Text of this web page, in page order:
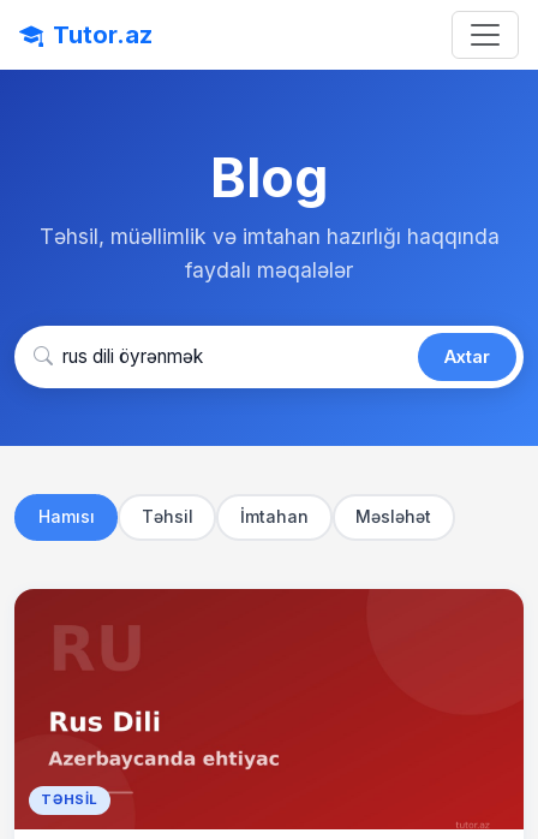
Tutor.az
Blog
Təhsil, müəllimlik və imtahan hazırlığı haqqında
faydalı məqalələr
Axtar
Hamısı Təhsil İmtahan Məsləhət
TƏHSIL